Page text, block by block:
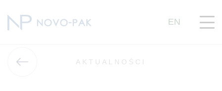
EN
AKTUALNOŚCI